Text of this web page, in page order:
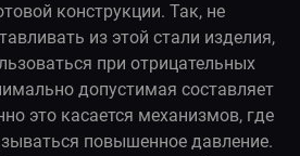
конструкции. Так, не
из этой стали изделия,
при отрицательных
допустимая составляет
это касается механизмов, где
повышенное давление.